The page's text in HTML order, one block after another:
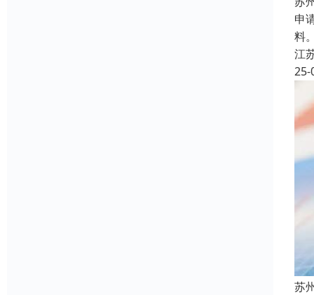
申
料
江
25-
苏